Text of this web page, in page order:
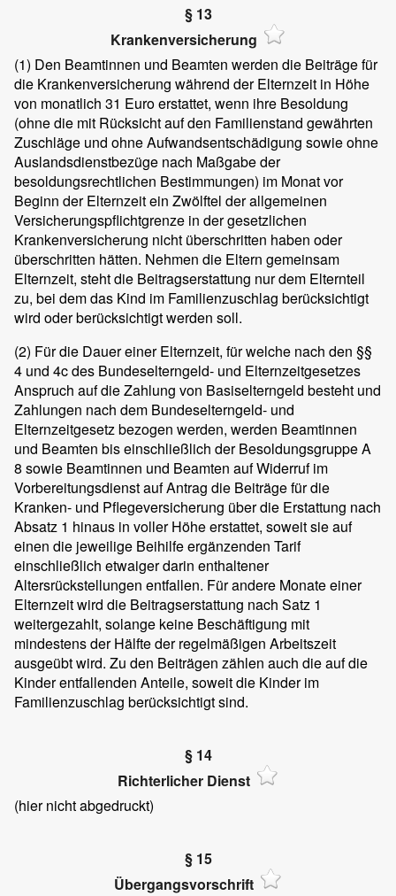
§ 13
Krankenversicherung
(1) Den Beamtinnen und Beamten werden die Beiträge für
die Krankenversicherung während der Elternzeit in Höhe
von monatlich 31 Euro erstattet, wenn ihre Besoldung
(ohne die mit Rücksicht auf den Familienstand gewährten
Zuschläge und ohne Aufwandsentschädigung sowie ohne
Auslandsdienstbezüge nach Maßgabe der
besoldungsrechtlichen Bestimmungen) im Monat vor
Beginn der Elternzeit ein Zwölftel der allgemeinen
Versicherungspflichtgrenze in der gesetzlichen
Krankenversicherung nicht überschritten haben oder
überschritten hätten. Nehmen die Eltern gemeinsam
Elternzeit, steht die Beitragserstattung nur dem Elternteil
zu, bei dem das Kind im Familienzuschlag berücksichtigt
wird oder berücksichtigt werden soll.
(2) Für die Dauer einer Elternzeit, für welche nach den §§
4 und 4c des Bundeselterngeld- und Elternzeitgesetzes
Anspruch auf die Zahlung von Basiselterngeld besteht und
Zahlungen nach dem Bundeselterngeld- und
Elternzeitgesetz bezogen werden, werden Beamtinnen
und Beamten bis einschließlich der Besoldungsgruppe A
8 sowie Beamtinnen und Beamten auf Widerruf im
Vorbereitungsdienst auf Antrag die Beiträge für die
Kranken- und Pflegeversicherung über die Erstattung nach
Absatz 1 hinaus in voller Höhe erstattet, soweit sie auf
einen die jeweilige Beihilfe ergänzenden Tarif
einschließlich etwaiger darin enthaltener
Altersrückstellungen entfallen. Für andere Monate einer
Elternzeit wird die Beitragserstattung nach Satz 1
weitergezahlt, solange keine Beschäftigung mit
mindestens der Hälfte der regelmäßigen Arbeitszeit
ausgeübt wird. Zu den Beiträgen zählen auch die auf die
Kinder entfallenden Anteile, soweit die Kinder im
Familienzuschlag berücksichtigt sind.
§ 14
Richterlicher Dienst
(hier nicht abgedruckt)
§ 15
Übergangsvorschrift